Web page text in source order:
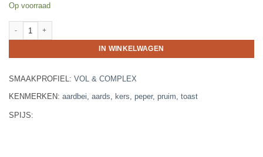
Op voorraad
IN WINKELWAGEN
SMAAKPROFIEL: VOL & COMPLEX
KENMERKEN: aardbei, aards, kers, peper, pruim, toast
SPIJS: